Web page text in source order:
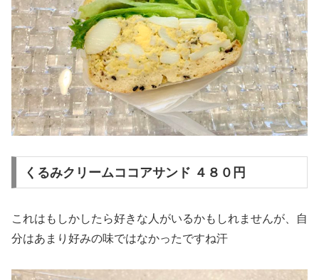
くるみクリームココアサンド ４８０円
これはもしかしたら好きな人がいるかもしれませんが、自
分はあまり好みの味ではなかったですね汗